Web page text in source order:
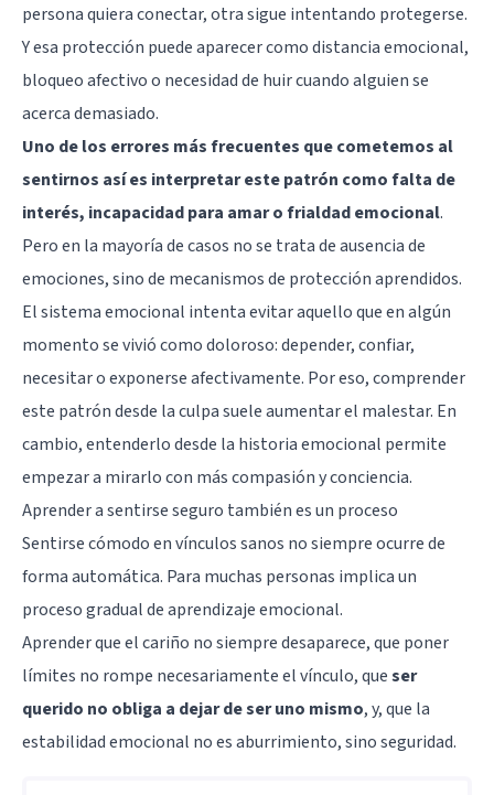
persona quiera conectar, otra sigue intentando protegerse.
Y esa protección puede aparecer como distancia emocional,
bloqueo afectivo o necesidad de huir cuando alguien se
acerca demasiado.
Uno de los errores más frecuentes que cometemos al
sentirnos así es interpretar este patrón como falta de
interés, incapacidad para amar o frialdad emocional.
Pero en la mayoría de casos no se trata de ausencia de
emociones, sino de mecanismos de protección aprendidos.
El sistema emocional intenta evitar aquello que en algún
momento se vivió como doloroso: depender, confiar,
necesitar o exponerse afectivamente. Por eso, comprender
este patrón desde la culpa suele aumentar el malestar. En
cambio, entenderlo desde la historia emocional permite
empezar a mirarlo con más compasión y conciencia.
Aprender a sentirse seguro también es un proceso
Sentirse cómodo en vínculos sanos no siempre ocurre de
forma automática. Para muchas personas implica un
proceso gradual de aprendizaje emocional.
Aprender que el cariño no siempre desaparece, que poner
límites no rompe necesariamente el vínculo, queser
querido no obliga a dejar de ser uno mismo, y, que la
estabilidad emocional no es aburrimiento, sino seguridad.